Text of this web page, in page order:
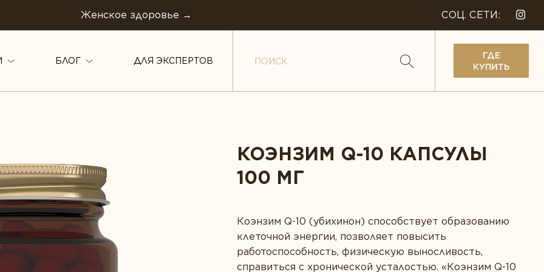
Женское здоровье → СОЦ. СЕТИ:
Витамины
Жирные кислоты
Комплексы
Коэнзим
Минералы
Пробиотики
БЛОГ ДЛЯ ЭКСПЕРТОВ
ГДЕ
КУПИТЬ
КОЭНЗИМ Q-10 КАПСУЛЫ
100 МГ
Коэнзим Q-10 (убихинон) способствует образованию
клеточной энергии, позволяет повысить
работоспособность, физическую выносливость,
справиться с хронической усталостью. «Коэнзим Q-10